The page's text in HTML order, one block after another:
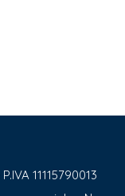
11115790013